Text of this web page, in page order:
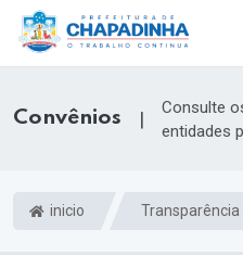
Convênios |
Consulte
entidades
inicio Transparência